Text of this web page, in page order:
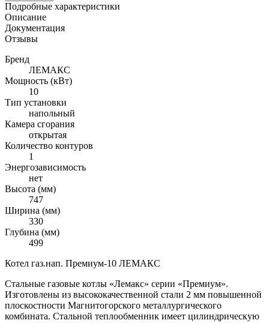
Подробные характеристики
Описание
Документация
Отзывы
Бренд
ЛЕМАКС
Мощность (кВт)
10
Тип установки
напольный
Камера сгорания
открытая
Количество контуров
1
Энергозависимость
нет
Высота (мм)
747
Ширина (мм)
330
Глубина (мм)
499
Котел газ.нап. Премиум-10 ЛЕМАКС
Стальные газовые котлы «Лемакс» серии «Премиум».
Изготовлены из высококачественной стали 2 мм повышенной
плоскостности Магнитогорского металлургического
комбината. Стальной теплообменник имеет цилиндрическую